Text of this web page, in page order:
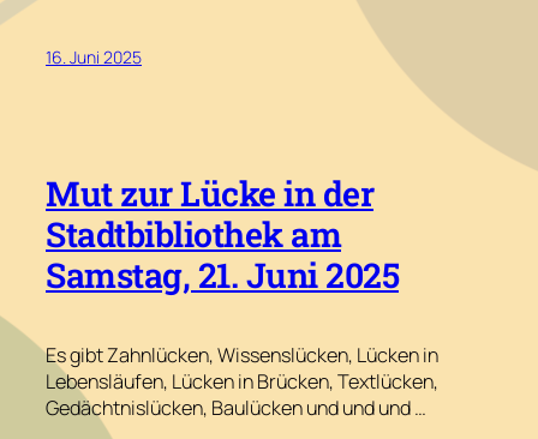
16. Juni 2025
Mut zur Lücke in der
Stadtbibliothek am
Samstag, 21. Juni 2025
Es gibt Zahnlücken, Wissenslücken, Lücken in
Lebensläufen, Lücken in Brücken, Textlücken,
Gedächtnislücken, Baulücken und und und …